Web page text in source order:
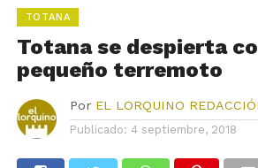
TOTANA
Totana se despierta
pequeño terremoto
Por EL LORQUINO
Publicado: 4 septiembre, 2018